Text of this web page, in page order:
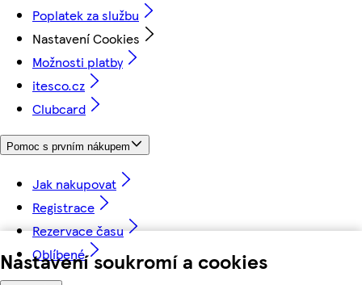
Nastavení soukromí a cookies
Poplatek za službu
Nastavení Cookies
Možnosti platby
itesco.cz
Clubcard
Pomoc s prvním nákupem
Jak nakupovat
Registrace
Rezervace času
Oblíbené